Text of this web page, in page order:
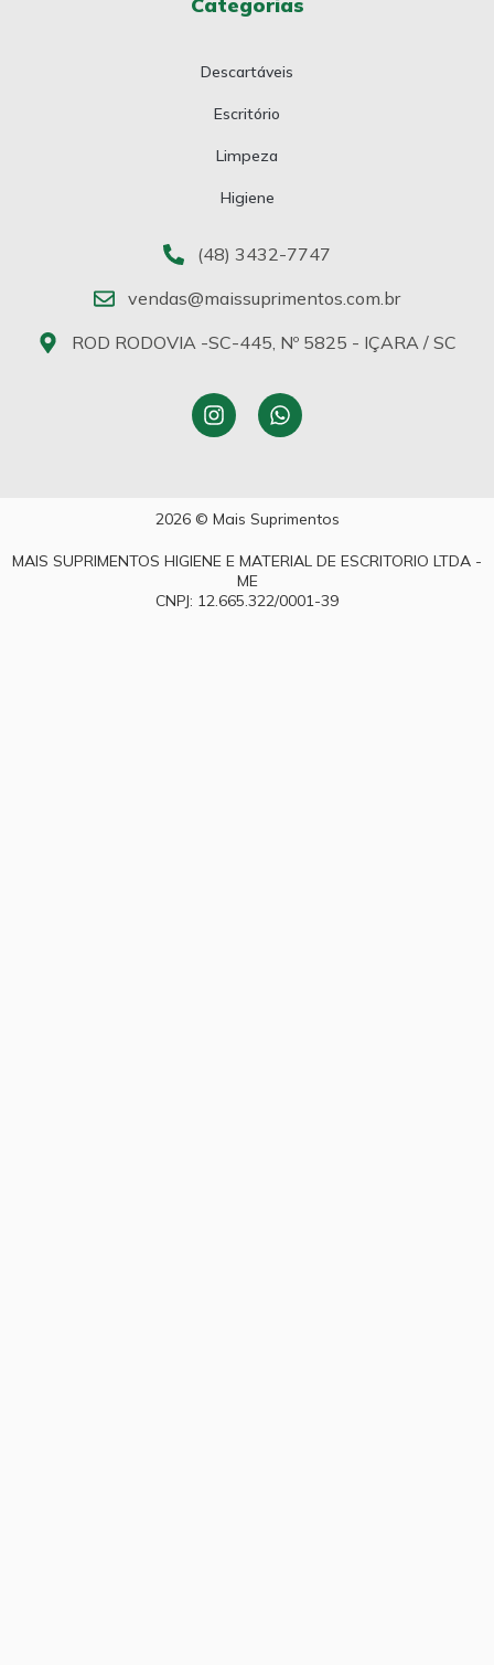
Descartáveis
Escritório
Limpeza
Higiene
(48) 3432-7747
vendas@maissuprimentos.com.br
ROD RODOVIA -SC-445, Nº 5825 - IÇARA / SC
2026 © Mais Suprimentos
MAIS SUPRIMENTOS HIGIENE E MATERIAL DE ESCRITORIO LTDA -
ME
CNPJ: 12.665.322/0001-39